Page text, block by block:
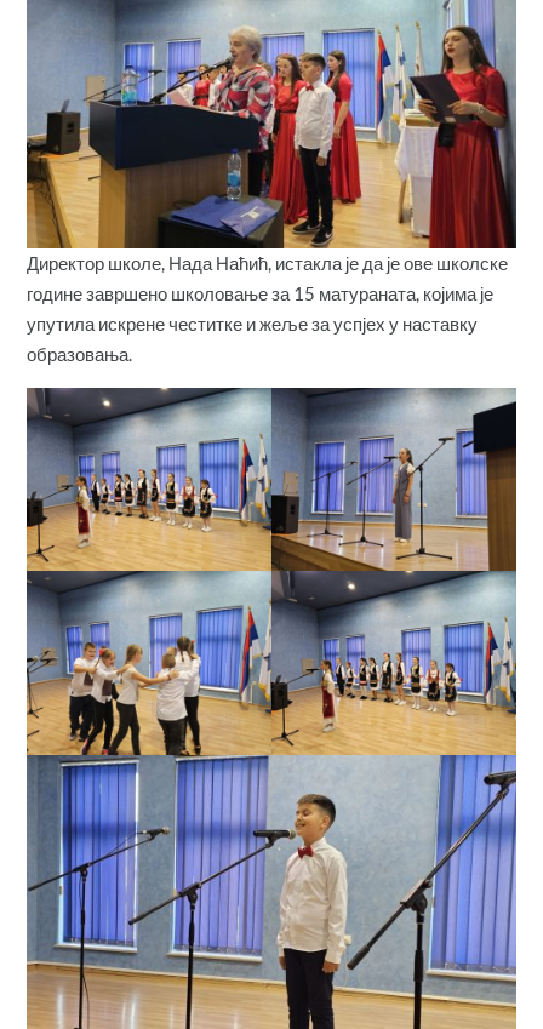
Директор школе, Нада Наћић, истакла је да је ове школске
године завршено школовање за 15 матураната, којима је
упутила искрене честитке и жеље за успјех у наставку
образовања.